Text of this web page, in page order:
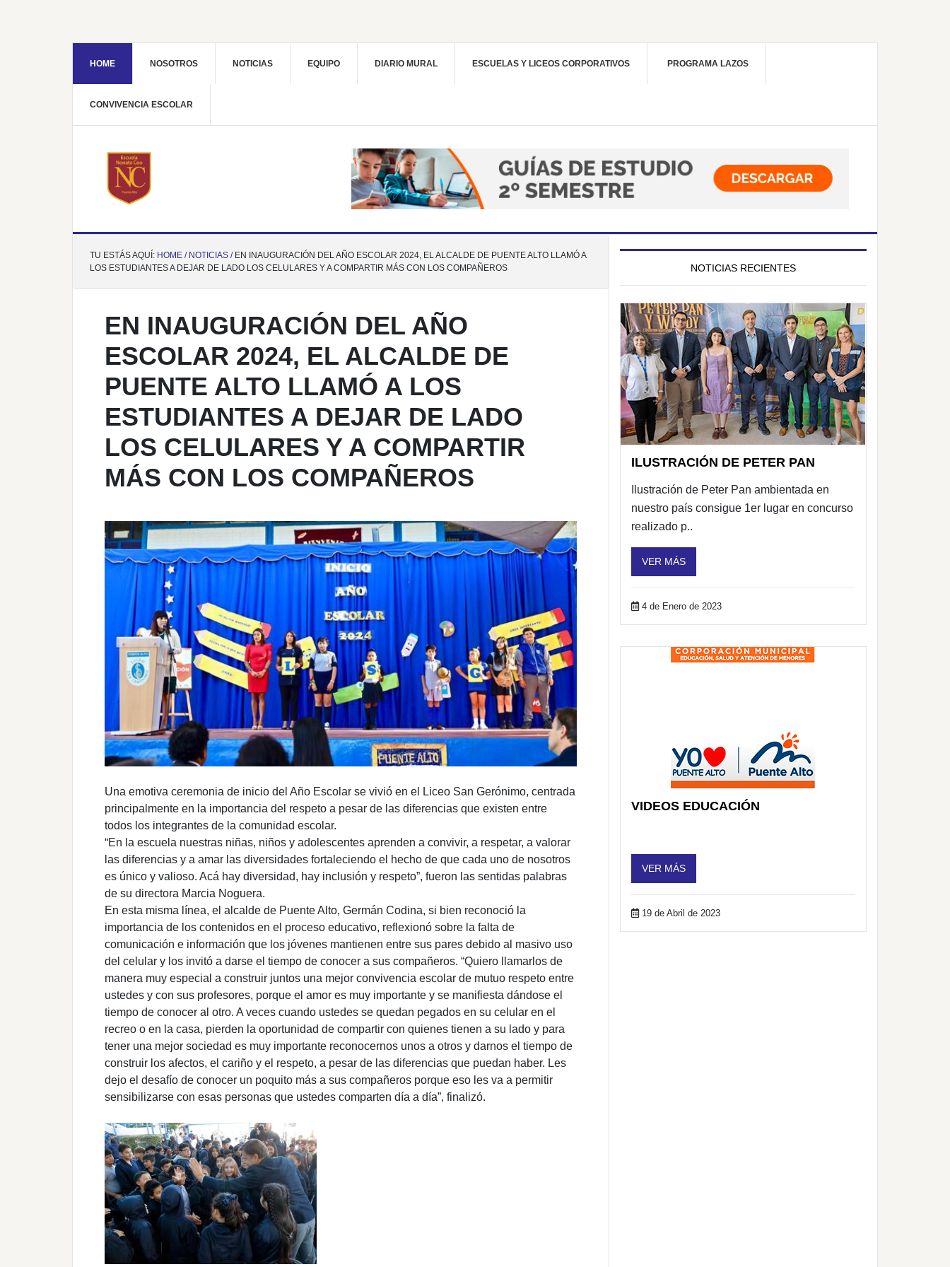
HOME NOSOTROS NOTICIAS EQUIPO DIARIO MURAL ESCUELAS Y LICEOS CORPORATIVOS PROGRAMA LAZOS
CONVIVENCIA ESCOLAR
TU ESTÁS AQUÍ: HOME / NOTICIAS / EN INAUGURACIÓN DEL AÑO ESCOLAR 2024, EL ALCALDE DE PUENTE ALTO LLAMÓ A
LOS ESTUDIANTES A DEJAR DE LADO LOS CELULARES Y A COMPARTIR MÁS CON LOS COMPAÑEROS
EN INAUGURACIÓN DEL AÑO
ESCOLAR 2024, EL ALCALDE DE
PUENTE ALTO LLAMÓ A LOS
ESTUDIANTES A DEJAR DE LADO
LOS CELULARES Y A COMPARTIR
MÁS CON LOS COMPAÑEROS
Una emotiva ceremonia de inicio del Año Escolar se vivió en el Liceo San Gerónimo, centrada
principalmente en la importancia del respeto a pesar de las diferencias que existen entre
todos los integrantes de la comunidad escolar.
“En la escuela nuestras niñas, niños y adolescentes aprenden a convivir, a respetar, a valorar
las diferencias y a amar las diversidades fortaleciendo el hecho de que cada uno de nosotros
es único y valioso. Acá hay diversidad, hay inclusión y respeto”, fueron las sentidas palabras
de su directora Marcia Noguera.
En esta misma línea, el alcalde de Puente Alto, Germán Codina, si bien reconoció la
importancia de los contenidos en el proceso educativo, reflexionó sobre la falta de
comunicación e información que los jóvenes mantienen entre sus pares debido al masivo uso
del celular y los invitó a darse el tiempo de conocer a sus compañeros. “Quiero llamarlos de
manera muy especial a construir juntos una mejor convivencia escolar de mutuo respeto entre
ustedes y con sus profesores, porque el amor es muy importante y se manifiesta dándose el
tiempo de conocer al otro. A veces cuando ustedes se quedan pegados en su celular en el
recreo o en la casa, pierden la oportunidad de compartir con quienes tienen a su lado y para
tener una mejor sociedad es muy importante reconocernos unos a otros y darnos el tiempo de
construir los afectos, el cariño y el respeto, a pesar de las diferencias que puedan haber. Les
dejo el desafío de conocer un poquito más a sus compañeros porque eso les va a permitir
sensibilizarse con esas personas que ustedes comparten día a día”, finalizó.
NOTICIAS RECIENTES
ILUSTRACIÓN DE PETER PAN
Ilustración de Peter Pan ambientada en
nuestro país consigue 1er lugar en concurso
realizado p..
VER MÁS
4 de Enero de 2023
VIDEOS EDUCACIÓN
VER MÁS
19 de Abril de 2023